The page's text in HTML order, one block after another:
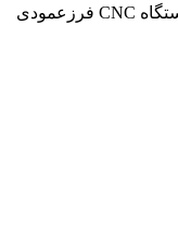
دستگاه CNC فرزعمودی